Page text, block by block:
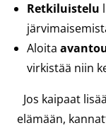
Retkiluistelu
Aloita
virkistää niin
Jos kaipaat
elämään,